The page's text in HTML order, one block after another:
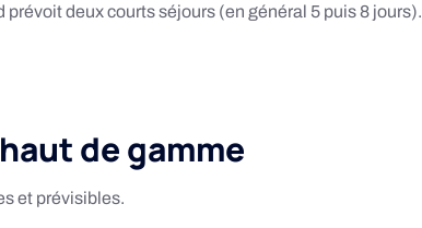
deux courts séjours (en général 5 puis 8 jours).
de gamme
et prévisibles.